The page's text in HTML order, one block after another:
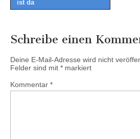
ist da
Schreibe einen
Deine E-Mail-Adresse wird nicht
Felder sind mit * markiert
Kommentar *